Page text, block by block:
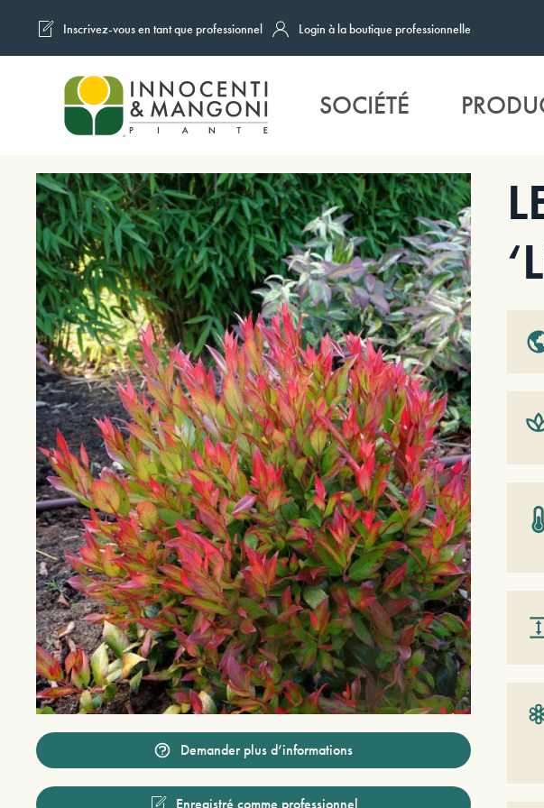
Skip to main content
Inscrivez-vous en tant que professionnel Login à la boutique professionnelle
SOCIÉTÉ
Demander plus d’informations
Enregistré comme professionnel